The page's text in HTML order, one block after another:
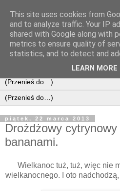
piątek, 22 marca 2013
Drożdżowy
bananami.
Wielkanoc tuż, tuż, więc nie
wielkanocnego. I oto
This site uses cookies from
and to analyze traffic. Your IP
shared with Google along with
metrics to ensure quality of
statistics, and to detect and
LEARN MORE